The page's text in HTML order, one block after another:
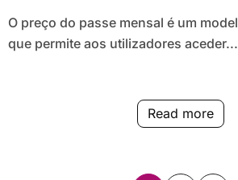
O preço do passe mensal é um modelo de subscrição
que permite aos utilizadores aceder...
Read more